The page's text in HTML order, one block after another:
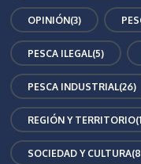
OPINIÓN(3)
PESCA ILEGAL(5)
PESCA INDUSTRIAL(26)
REGIÓN Y TERRITORIO
SOCIEDAD Y CULTURA